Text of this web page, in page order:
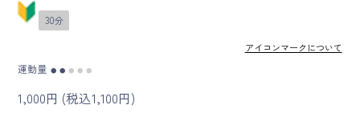
マイページ
会員規約について
30分
アイコンマークについて
運動量 ● ● ● ● ●
1,000円 (税込1,100円)